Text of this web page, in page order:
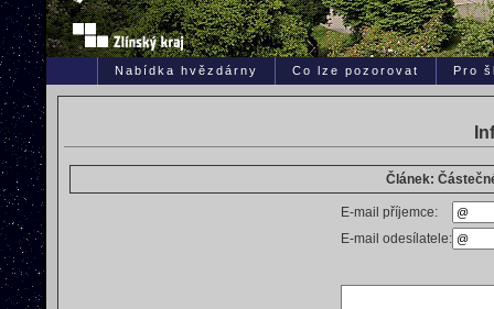
Nabídka hvězdárny Co lze pozorovat Pro
Článek:
E-mail příjemce:
E-mail odesílatele: